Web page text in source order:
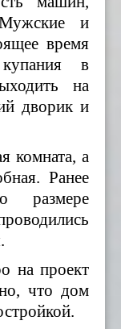
и
время
в
на
дворик и
комната, а
Ранее
размере
на проект
, что дом